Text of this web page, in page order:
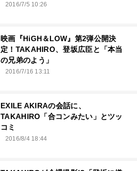
2016/7/5 10:26
映画『HiGH＆LOW』第2弾公開決
定！TAKAHIRO、登坂広臣と「本当
の兄弟のよう」
2016/7/16 13:11
EXILE AKIRAの会話に、
TAKAHIRO「合コンみたい」とツッ
コミ
2016/8/4 18:44